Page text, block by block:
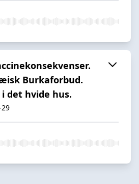
Burkaforbud.
det hvide hus.